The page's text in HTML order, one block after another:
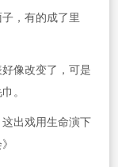
，有的成了里
像改变了，可是
。
出戏用生命演下